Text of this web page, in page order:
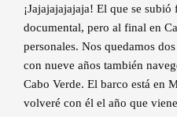
¡Jajajajajajaja! El que se
documental, pero al final en
personales. Nos quedamos
con nueve años también
Cabo Verde. El barco está en
volveré con él el año que